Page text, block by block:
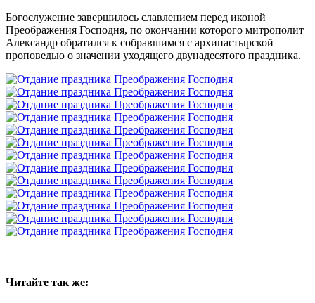
Богослужение завершилось славлением перед иконой
Преображения Господня, по окончании которого митрополит
Александр обратился к собравшимся с архипастырской
проповедью о значении уходящего двунадесятого праздника.
Читайте так же: